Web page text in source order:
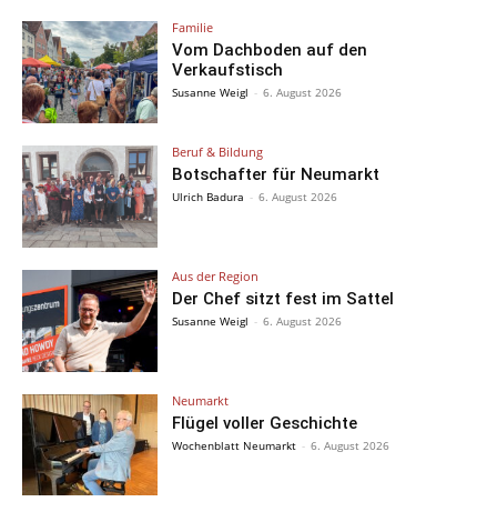
Familie
Vom Dachboden auf den
Verkaufstisch
Susanne Weigl - 6. August 2026
Beruf & Bildung
Botschafter für Neumarkt
Ulrich Badura - 6. August 2026
Aus der Region
Der Chef sitzt fest im Sattel
Susanne Weigl - 6. August 2026
Neumarkt
Flügel voller Geschichte
Wochenblatt Neumarkt - 6. August 2026